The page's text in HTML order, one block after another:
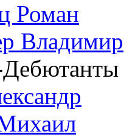
Роман
Владимир